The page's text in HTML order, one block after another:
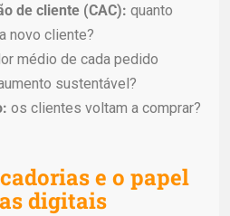
de cliente (CAC): quanto
novo cliente?
médio de cada pedido
sustentável?
os clientes voltam a comprar?
e o papel
digitais